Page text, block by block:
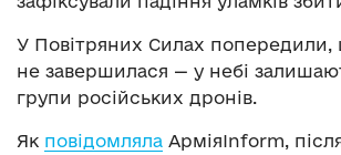
У Повітряних Силах попередили,
не завершилася — у небі
групи російських дронів.
Як повідомляла АрміяInform,